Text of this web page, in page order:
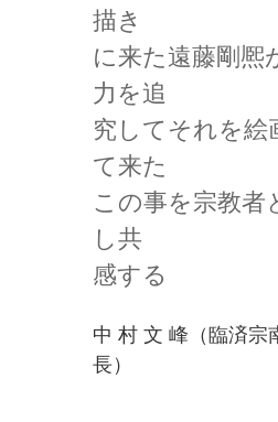
描き
に来た遠藤剛
力を追
究してそれを絵
て来た
この事を宗教者
し共
感する
中 村 文 峰（臨済宗
長）